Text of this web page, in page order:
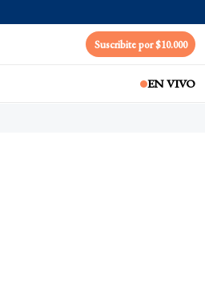
Suscribite por $10.000
EN VIVO